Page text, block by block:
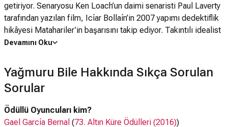
getiriyor. Senaryosu Ken Loach’un daimi senaristi Paul Laverty
tarafından yazılan film, Icíar Bollaín’in 2007 yapımı dedektiflik
hikâyesi Matahariler’in başarısını takip ediyor. Takıntılı idealist
Sebastian, Kristof Kolomb ile ilgili bir film çekmeye kararlıdır,
açgözlülüğünü ve vahşi eğilimlerini gösterecektir. En ucuz ve
Latin Amerika’da en yerli ülke olan Bolivya’daki çekimler
sırasında, Kolomb’dan 500 yıl sonra toplumsal huzursuzluk
patlar. Halk en temel hayati madde olan su için savaşmaya
başlamıştır..
Devamını Oku
Yağmuru Bile Hakkında Sıkça Sorulan
Sorular
Ödüllü Oyuncuları kim?
Gael García Bernal (73. Altın Küre Ödülleri (2016))